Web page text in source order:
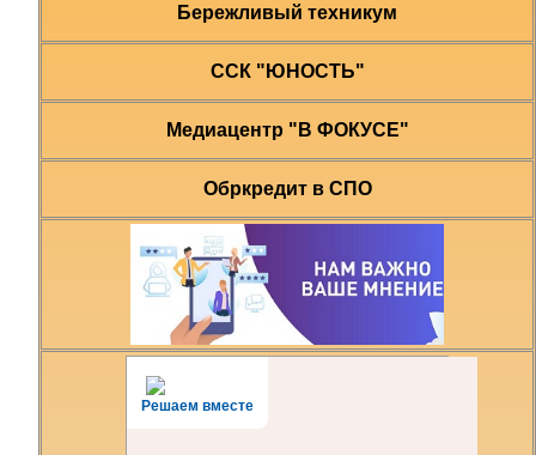
Бережливый техникум
ССК "ЮНОСТЬ"
Медиацентр "В ФОКУСЕ"
Обркредит в СПО
Решаем вместе